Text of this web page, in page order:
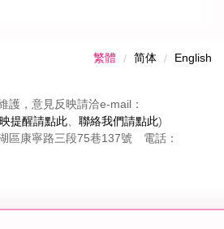
繁體 简体 English
護，意見反映請洽e-mail：
提醒請點此 聯絡我們請點此)
區康寧路三段75巷137號 電話：